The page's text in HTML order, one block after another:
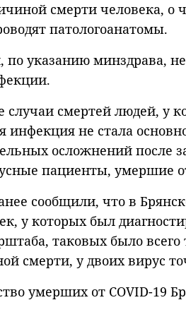
смерти человека, о
патологоанатомы.
по указанию минздрава,
случаи смертей людей, у
инфекция не стала
осложнений после
пациенты, умершие
сообщили, что в
у которых был
таковых было
смерти, у двоих вирус
умерших от COVID-19